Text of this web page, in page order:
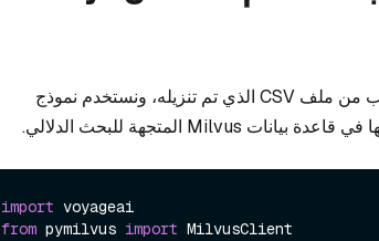
في المثال التالي، نقوم بتحميل بيانات عناوين الكتب من ملف CSV الذي تم تنزيله، ونستخدم نموذج
import
from pymilvus import MilvusClient